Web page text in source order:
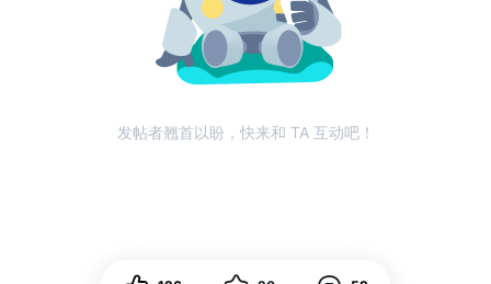
发帖者翘首以盼，快来和 TA 互动吧！